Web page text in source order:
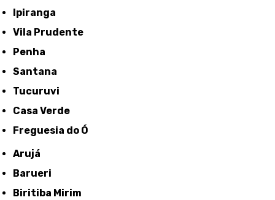
Ipiranga
Vila Prudente
Penha
Santana
Tucuruvi
Casa Verde
Freguesia do Ó
Arujá
Barueri
Biritiba Mirim